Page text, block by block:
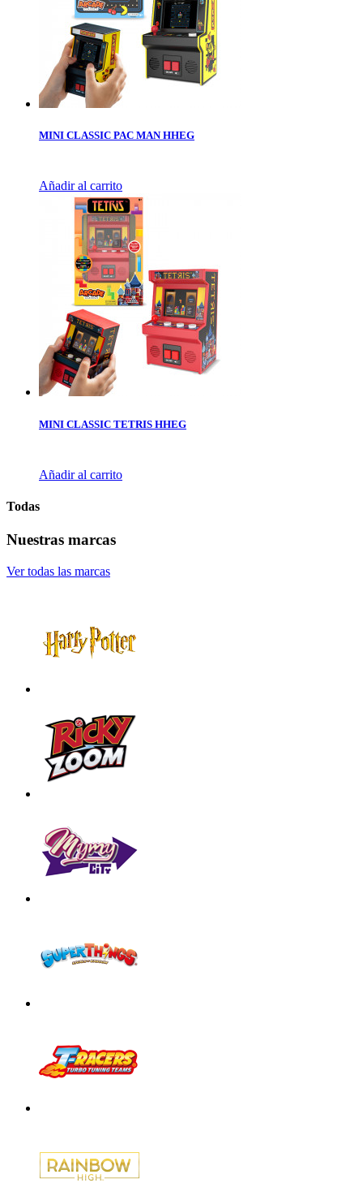
MINI CLASSIC PAC MAN HHEG
Añadir al carrito
MINI CLASSIC TETRIS HHEG
Añadir al carrito
Todas
Nuestras marcas
Ver todas las marcas